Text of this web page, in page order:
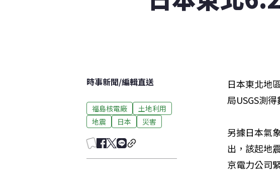
時事新聞/編輯直送
福島核電廠
土地利用
地震
日本 災害
日本東北地
局USGS測
另據日本氣
出，該起地
京電力公司